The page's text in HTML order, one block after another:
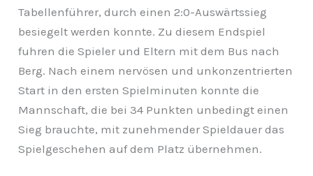
Tabellenführer, durch einen 2:0-Auswärtssieg
besiegelt werden konnte. Zu diesem Endspiel
fuhren die Spieler und Eltern mit dem Bus nach
Berg. Nach einem nervösen und unkonzentrierten
Start in den ersten Spielminuten konnte die
Mannschaft, die bei 34 Punkten unbedingt einen
Sieg brauchte, mit zunehmender Spieldauer das
Spielgeschehen auf dem Platz übernehmen.